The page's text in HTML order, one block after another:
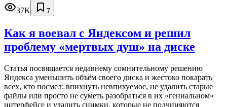
37K
7
Как я воевал с Яндексом и решил
проблему «мертвых душ» на диске
Статья посвящается недавнему сомнительному решению
Яндекса уменьшить объём своего диска и жестоко покарать
всех, кто посмел: впихнуть невпихуемое, не удалить старые
файлы или просто не суметь разобраться в их «гениальном»
интерфейсе и удалить снимки, которые не подчиняются